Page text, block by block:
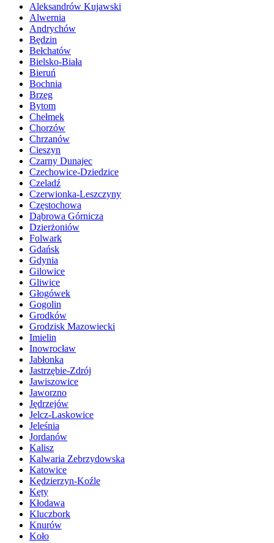
Aleksandrów Kujawski
Alwernia
Andrychów
Będzin
Bełchatów
Bielsko-Biała
Bieruń
Bochnia
Brzeg
Bytom
Chełmek
Chorzów
Chrzanów
Cieszyn
Czarny Dunajec
Czechowice-Dziedzice
Czeladź
Czerwionka-Leszczyny
Częstochowa
Dąbrowa Górnicza
Dzierżoniów
Folwark
Gdańsk
Gdynia
Gilowice
Gliwice
Głogówek
Gogolin
Grodków
Grodzisk Mazowiecki
Imielin
Inowrocław
Jabłonka
Jastrzębie-Zdrój
Jawiszowice
Jaworzno
Jędrzejów
Jelcz-Laskowice
Jeleśnia
Jordanów
Kalisz
Kalwaria Zebrzydowska
Katowice
Kędzierzyn-Koźle
Kęty
Kłodawa
Kluczbork
Knurów
Koło